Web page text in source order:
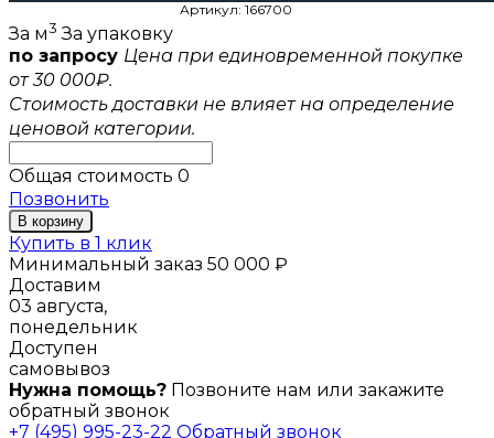
Артикул: 166700
За м3 За упаковку
по запросу Цена при единовременной покупке
от 30 000₽.
Стоимость доставки не влияет на определение
ценовой категории.
Общая стоимость 0
Позвонить
В корзину
Купить в 1 клик
Минимальный заказ 50 000 ₽
Доставим
03 августа,
понедельник
Доступен
самовывоз
Нужна помощь? Позвоните нам или закажите
обратный звонок
+7 (495) 995-23-22 Обратный звонок